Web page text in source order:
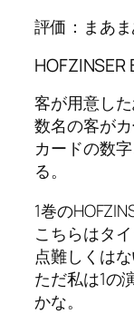
評価：まあ
HOFZINSER
客が用意した
数名の客が
カードの数
る。
1巻の
こちらはタ
点難しくはな
ただ私は1の
かな。